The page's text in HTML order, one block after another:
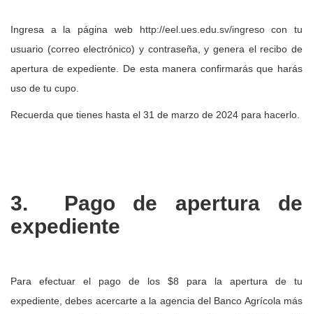
Ingresa a la página web http://eel.ues.edu.sv/ingreso
con tu
usuario (correo electrónico) y contraseña, y genera el recibo de
apertura de expediente. De esta manera confirmarás que harás
uso de tu cupo.
Recuerda que tienes hasta el 31 de marzo de 2024 para hacerlo.
3. Pago de apertura de
expediente
Para efectuar el pago de los $8 para la apertura de tu
expediente, debes acercarte a la agencia del Banco Agrícola más